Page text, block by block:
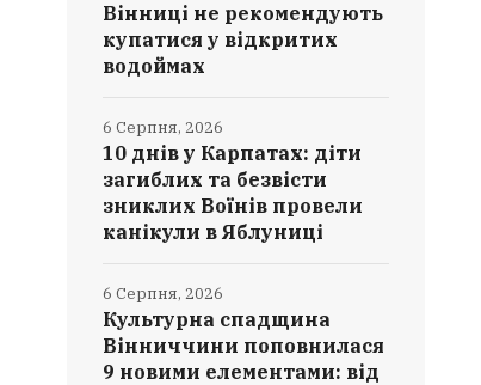
Вінниці не рекомендують
купатися у відкритих
водоймах
10 днів у Карпатах: діти
загиблих та безвісти
зниклих Воїнів провели
канікули в Яблуниці
6 Серпня, 2026
Культурна спадщина
Вінниччини поповнилася
9 новими елементами: від
6 Серпня, 2026